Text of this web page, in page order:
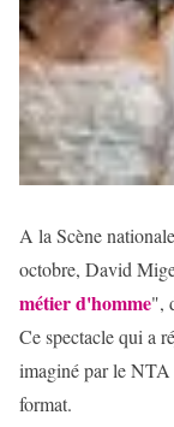
A la Scène
octobre, David
métier d'homme",
Ce spectacle qui a
imaginé par le NTA
format.